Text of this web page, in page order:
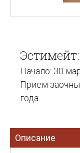
Начало: 30
Прием
года
Описание